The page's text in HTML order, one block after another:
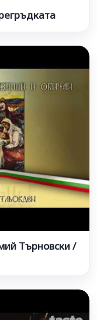
Търновски /